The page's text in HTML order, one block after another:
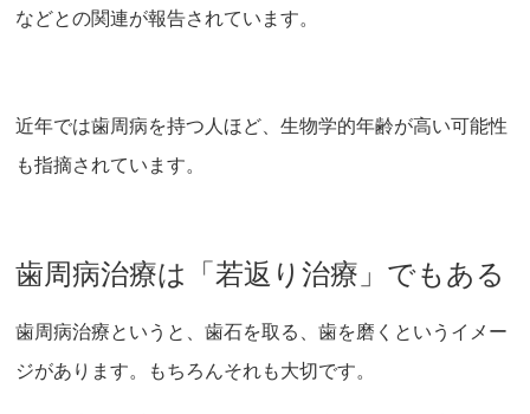
などとの関連が報告されています。
近年では歯周病を持つ人ほど、生物学的年齢が高い可能性
も指摘されています。
歯周病治療は「若返り治療」でもある
歯周病治療というと、歯石を取る、歯を磨くというイメー
ジがあります。もちろんそれも大切です。